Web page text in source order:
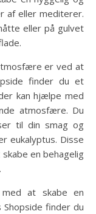
af eller mediterer.
eller på gulvet
er ved at
finder du et
kan hjælpe med
atmosfære. Du
til din smag og
eukalyptus. Disse
en behagelig
at skabe en
finder du